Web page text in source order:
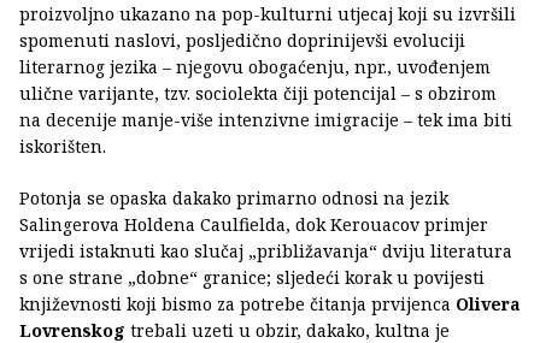
proizvoljno ukazano na pop-kulturni utjecaj koji su izvršili
spomenuti naslovi, posljedično doprinijevši evoluciji
literarnog jezika – njegovu obogaćenju, npr., uvođenjem
ulične varijante, tzv. sociolekta čiji potencijal – s obzirom
na decenije manje-više intenzivne imigracije – tek ima biti
iskorišten.
Potonja se opaska dakako primarno odnosi na jezik
Salingerova Holdena Caulfielda, dok Kerouacov primjer
vrijedi istaknuti kao slučaj „približavanja“ dviju literatura
s one strane „dobne“ granice; sljedeći korak u povijesti
književnosti koji bismo za potrebe čitanja prvijenca Olivera
Lovrenskog trebali uzeti u obzir, dakako, kultna je